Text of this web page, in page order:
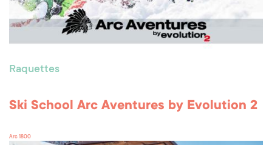
Raquettes
Ski School Arc Aventures by Evolution 2
Arc 1800